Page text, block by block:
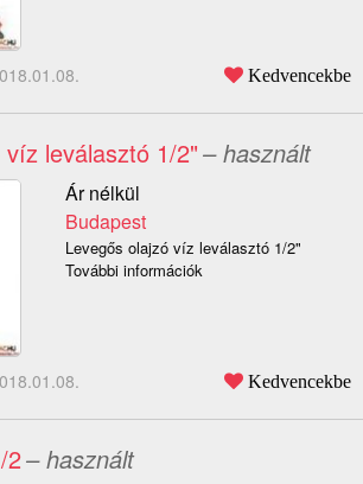
Kedvencekbe
leválasztó 1/2"– használt
Ár nélkül
Budapest
Levegős olajzó víz leválasztó 1/2"
További információk
Kedvencekbe
2– használt